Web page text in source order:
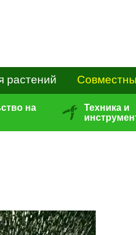
растений
на
Техника и